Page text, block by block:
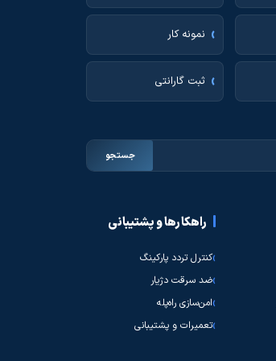
نمونه کار
ثبت گارانتی
جستجو
راهکارها و پشتیبانی
کنترل تردد پارکینگ
ضد سرقت دژیار
امن‌سازی راه‌پله
تعمیرات و پشتیبانی